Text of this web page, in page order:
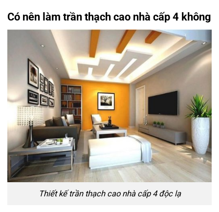
Có nên làm trần thạch cao nhà cấp 4 không
Thiết kế trần thạch cao nhà cấp 4 độc lạ